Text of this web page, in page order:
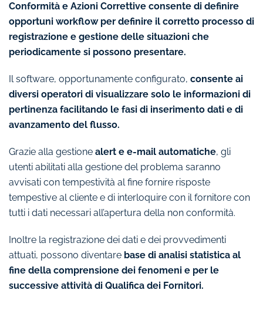
Conformità e Azioni Correttive consente di definire
opportuni workflow per definire il corretto processo di
registrazione e gestione delle situazioni che
periodicamente si possono presentare.
Il software, opportunamente configurato, consente ai
diversi operatori di visualizzare solo le informazioni di
pertinenza facilitando le fasi di inserimento dati e di
avanzamento del flusso.
Grazie alla gestione alert e e-mail automatiche, gli
utenti abilitati alla gestione del problema saranno
avvisati con tempestività al fine fornire risposte
tempestive al cliente e di interloquire con il fornitore con
tutti i dati necessari all’apertura della non conformità.
Inoltre la registrazione dei dati e dei provvedimenti
attuati, possono diventare base di analisi statistica al
fine della comprensione dei fenomeni e per le
successive attività di Qualifica dei Fornitori.